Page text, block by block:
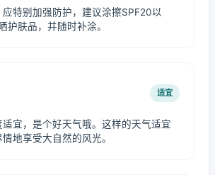
特别加强防护，建议涂擦SPF20以
护肤品，并随时补涂。
适宜
宜，是个好天气哦。这样的天气适宜
地享受大自然的风光。